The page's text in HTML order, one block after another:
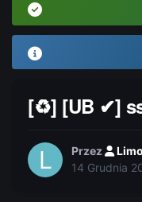
[♻] [UB ✔]
Przez
14 Grudnia